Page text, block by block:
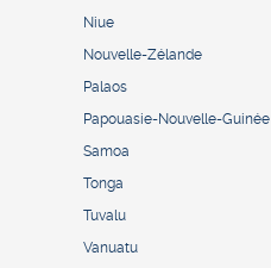
Niue
Nouvelle-Zélande
Palaos
Papouasie-Nouvelle-Guinée
Samoa
Tonga
Tuvalu
Vanuatu